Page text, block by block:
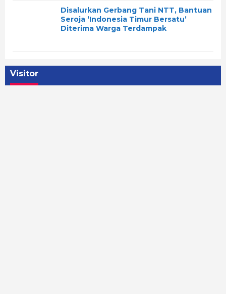
Disalurkan Gerbang Tani NTT, Bantuan
Seroja ‘Indonesia Timur Bersatu’
Diterima Warga Terdampak
Visitor